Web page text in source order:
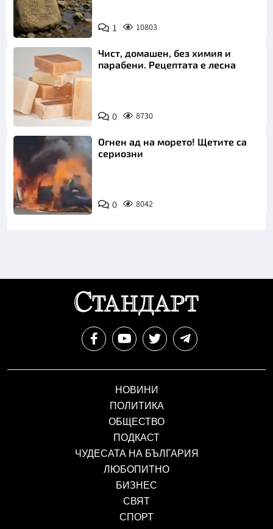
1 10803
Чист, домашен, без химия и
парабени. Рецептата е лесна
0 8730
Огнен ад на морето! Щетите са
сериозни
0 8042
НОВИНИ
ПОЛИТИКА
ОБЩЕСТВО
ПОДКАСТ
ЧУДЕСАТА НА БЪЛГАРИЯ
ЛЮБОПИТНО
БИЗНЕС
СВЯТ
СПОРТ